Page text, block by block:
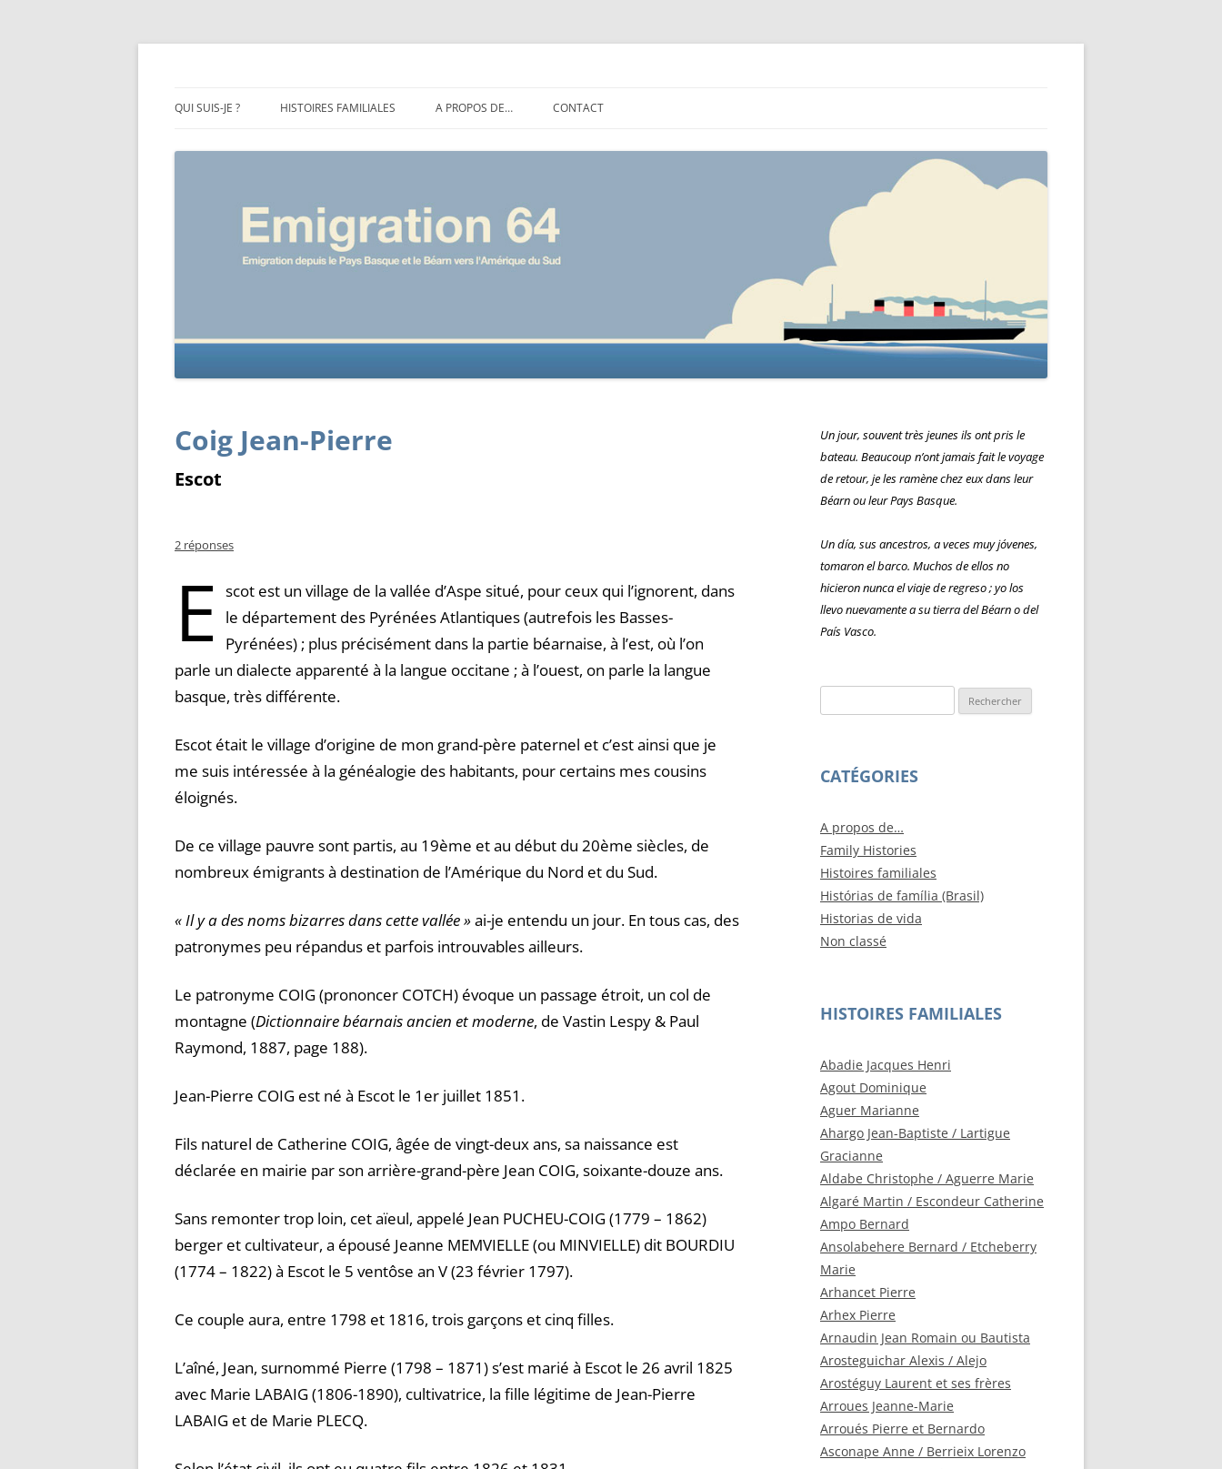
QUI SUIS-JE ? HISTOIRES FAMILIALES A PROPOS DE… CONTACT
Coig Jean-Pierre
Escot
2 réponses
E
scot est un village de la vallée d’Aspe situé, pour ceux qui l’ignorent, dans
le département des Pyrénées Atlantiques (autrefois les Basses-
Pyrénées) ; plus précisément dans la partie béarnaise, à l’est, où l’on
parle un dialecte apparenté à la langue occitane ; à l’ouest, on parle la langue
basque, très différente.
Escot était le village d’origine de mon grand-père paternel et c’est ainsi que je
me suis intéressée à la généalogie des habitants, pour certains mes cousins
éloignés.
De ce village pauvre sont partis, au 19ème et au début du 20ème siècles, de
nombreux émigrants à destination de l’Amérique du Nord et du Sud.
« Il y a des noms bizarres dans cette vallée »ai-je entendu un jour. En tous cas, des
patronymes peu répandus et parfois introuvables ailleurs.
Le patronyme COIG (prononcer COTCH) évoque un passage étroit, un col de
montagne (Dictionnaire béarnais ancien et moderne, de Vastin Lespy & Paul
Raymond, 1887, page 188).
Jean-Pierre COIG est né à Escot le 1er juillet 1851.
Fils naturel de Catherine COIG, âgée de vingt-deux ans, sa naissance est
déclarée en mairie par son arrière-grand-père Jean COIG, soixante-douze ans.
Sans remonter trop loin, cet aïeul, appelé Jean PUCHEU-COIG (1779 – 1862)
berger et cultivateur, a épousé Jeanne MEMVIELLE (ou MINVIELLE) dit BOURDIU
(1774 – 1822) à Escot le 5 ventôse an V (23 février 1797).
Ce couple aura, entre 1798 et 1816, trois garçons et cinq filles.
L’aîné, Jean, surnommé Pierre (1798 – 1871) s’est marié à Escot le 26 avril 1825
avec Marie LABAIG (1806-1890), cultivatrice, la fille légitime de Jean-Pierre
LABAIG et de Marie PLECQ.
Un jour, souvent très jeunes ils ont pris le
bateau. Beaucoup n’ont jamais fait le voyage
de retour, je les ramène chez eux dans leur
Béarn ou leur Pays Basque.
Un día, sus ancestros, a veces muy jóvenes,
tomaron el barco. Muchos de ellos no
hicieron nunca el viaje de regreso ; yo los
llevo nuevamente a su tierra del Béarn o del
País Vasco.
CATÉGORIES
A propos de…
Family Histories
Histoires familiales
Histórias de família (Brasil)
Historias de vida
Non classé
HISTOIRES FAMILIALES
Abadie Jacques Henri
Agout Dominique
Aguer Marianne
Ahargo Jean-Baptiste / Lartigue
Gracianne
Aldabe Christophe / Aguerre Marie
Algaré Martin / Escondeur Catherine
Ampo Bernard
Ansolabehere Bernard / Etcheberry
Marie
Arhancet Pierre
Arhex Pierre
Arnaudin Jean Romain ou Bautista
Arosteguichar Alexis / Alejo
Arostéguy Laurent et ses frères
Arroues Jeanne-Marie
Arroués Pierre et Bernardo
Asconape Anne / Berrieix Lorenzo